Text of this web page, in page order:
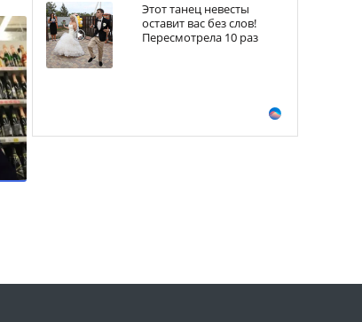
Этот танец невесты
оставит вас без слов!
Пересмотрела 10 раз